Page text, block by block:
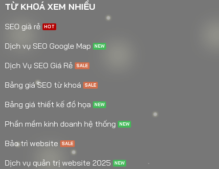
TỪ KHOÁ XEM NHIỀU
SEO giá rẻ
Dịch vụ SEO Google Map
Dịch Vụ SEO Giá Rẻ
Bảng giá SEO từ khoá
Bảng giá thiết kế đồ họa
Phần mềm kinh doanh hệ thống
Bảo trì website
Dịch vụ quản trị website 2025